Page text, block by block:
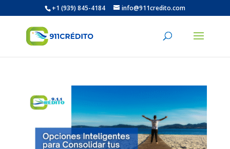
+1 (939) 845-4184 info@911credito.com